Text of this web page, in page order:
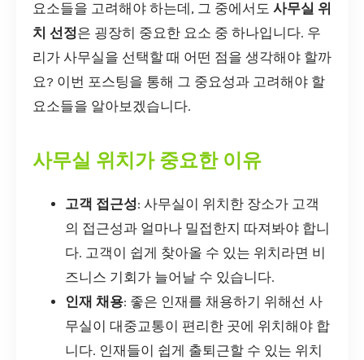
요소들을 고려해야 하는데, 그 중에서도 사무실 위
치 선정은 굉장히 중요한 요소 중 하나입니다. 우
리가 사무실을 선택할 때 어떤 점을 생각해야 할까
요? 이번 포스팅을 통해 그 중요성과 고려해야 할
요소들을 알아보겠습니다.
사무실 위치가 중요한 이유
고객 접근성: 사무실이 위치한 장소가 고객
의 접근성과 얼마나 밀접한지 따져봐야 합니
다. 고객이 쉽게 찾아올 수 있는 위치라면 비
즈니스 기회가 늘어날 수 있습니다.
인재 채용: 좋은 인재를 채용하기 위해선 사
무실이 대중교통이 편리한 곳에 위치해야 합
니다. 인재들이 쉽게 출퇴근할 수 있는 위치